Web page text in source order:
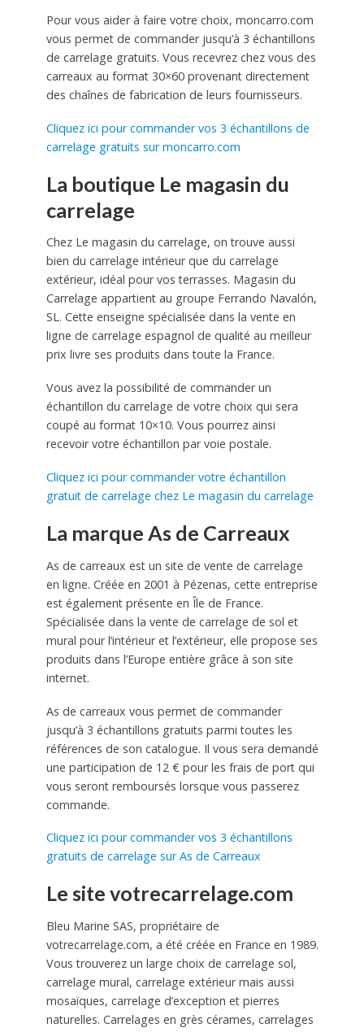
Pour vous aider à faire votre choix, moncarro.com
vous permet de commander jusqu’à 3 échantillons
de carrelage gratuits. Vous recevrez chez vous des
carreaux au format 30×60 provenant directement
des chaînes de fabrication de leurs fournisseurs.
Cliquez ici pour commander vos 3 échantillons de
carrelage gratuits sur moncarro.com
La boutique Le magasin du
carrelage
Chez Le magasin du carrelage, on trouve aussi
bien du carrelage intérieur que du carrelage
extérieur, idéal pour vos terrasses. Magasin du
Carrelage appartient au groupe Ferrando Navalón,
SL. Cette enseigne spécialisée dans la vente en
ligne de carrelage espagnol de qualité au meilleur
prix livre ses produits dans toute la France.
Vous avez la possibilité de commander un
échantillon du carrelage de votre choix qui sera
coupé au format 10×10. Vous pourrez ainsi
recevoir votre échantillon par voie postale.
Cliquez ici pour commander votre échantillon
gratuit de carrelage chez Le magasin du carrelage
La marque As de Carreaux
As de carreaux est un site de vente de carrelage
en ligne. Créée en 2001 à Pézenas, cette entreprise
est également présente en Île de France.
Spécialisée dans la vente de carrelage de sol et
mural pour l’intérieur et l’extérieur, elle propose ses
produits dans l’Europe entière grâce à son site
internet.
As de carreaux vous permet de commander
jusqu’à 3 échantillons gratuits parmi toutes les
références de son catalogue. Il vous sera demandé
une participation de 12 € pour les frais de port qui
vous seront remboursés lorsque vous passerez
commande.
Cliquez ici pour commander vos 3 échantillons
gratuits de carrelage sur As de Carreaux
Le site votrecarrelage.com
Bleu Marine SAS, propriétaire de
votrecarrelage.com, a été créée en France en 1989.
Vous trouverez un large choix de carrelage sol,
carrelage mural, carrelage extérieur mais aussi
mosaïques, carrelage d’exception et pierres
naturelles. Carrelages en grès cérames, carrelages